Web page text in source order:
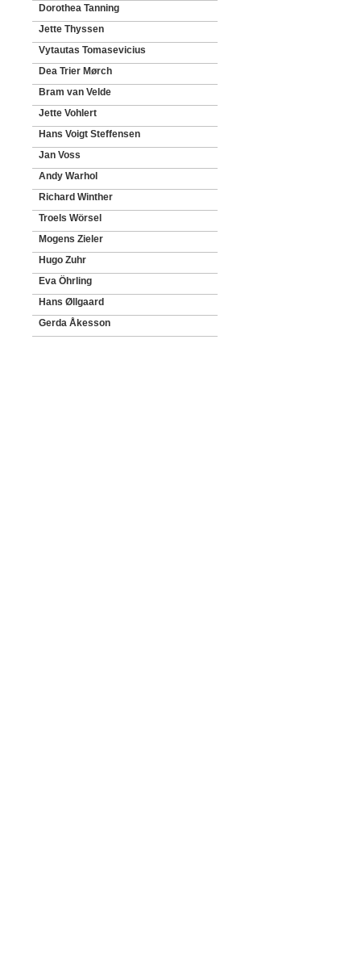
Dorothea Tanning
Jette Thyssen
Vytautas Tomasevicius
Dea Trier Mørch
Bram van Velde
Jette Vohlert
Hans Voigt Steffensen
Jan Voss
Andy Warhol
Richard Winther
Troels Wörsel
Mogens Zieler
Hugo Zuhr
Eva Öhrling
Hans Øllgaard
Gerda Åkesson